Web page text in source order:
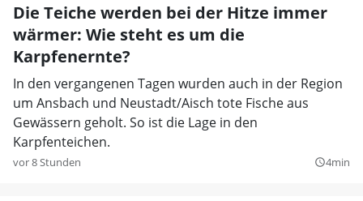
Die Teiche werden bei der Hitze immer
wärmer: Wie steht es um die
Karpfenernte?
In den vergangenen Tagen wurden auch in der Region
um Ansbach und Neustadt/Aisch tote Fische aus
Gewässern geholt. So ist die Lage in den
Karpfenteichen.
vor 8 Stunden query_builder4min